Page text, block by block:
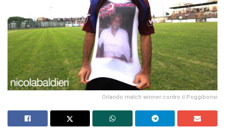
Orlando match winner contro il Poggibonsi